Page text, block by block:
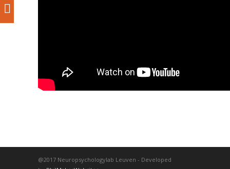
@2017 Neuropsychologylab Leuven - Developed